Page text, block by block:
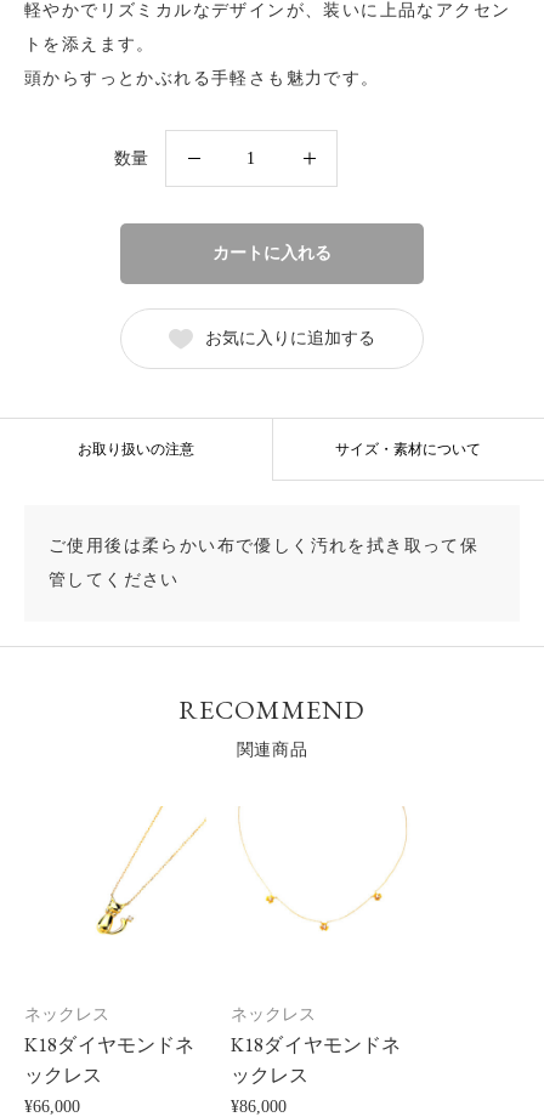
軽やかでリズミカルなデザインが、装いに上品なアクセン
トを添えます。
頭からすっとかぶれる手軽さも魅力です。
数量
グ
ネ
ク
ス
カートに入れる
お気に入りに追加する
お取り扱いの注意 サイズ・素材について
ご使用後は柔らかい布で優しく汚れを拭き取って保
管してください
RECOMMEND
関連商品
ネックレス
K18ダイヤモンドネ
ックレス
¥66,000
ネックレス
K18ダイヤモンドネ
ックレス
¥86,000